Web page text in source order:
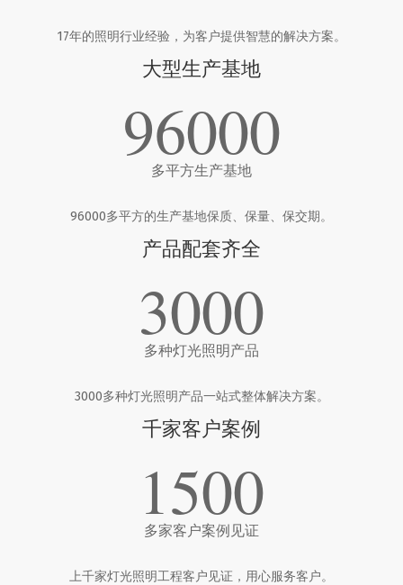
17年的照明行业经验，为客户提供智慧的解决方案。
大型生产基地
96000
多平方生产基地
96000多平方的生产基地保质、保量、保交期。
产品配套齐全
3000
多种灯光照明产品
3000多种灯光照明产品一站式整体解决方案。
千家客户案例
1500
多家客户案例见证
上千家灯光照明工程客户见证，用心服务客户。